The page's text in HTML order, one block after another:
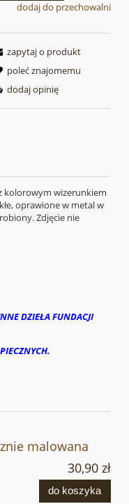
dodaj do przechowalni
zapytaj o produkt
poleć znajomemu
dodaj opinię
kolorowym wizerunkiem
oprawione w metal w
Zdjęcie nie
DZIEŁA FUNDACJI
malowana
30,90 zł
do koszyka